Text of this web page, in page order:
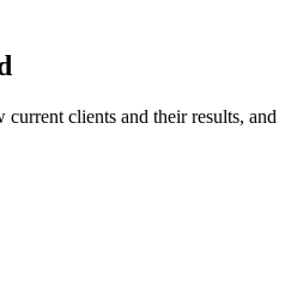
clients and their results, and